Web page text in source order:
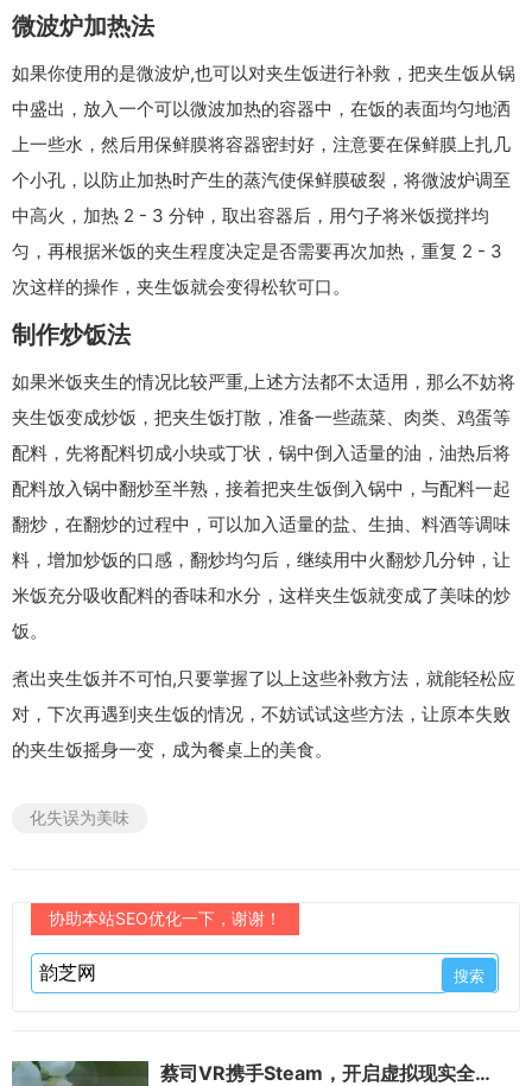
微波炉加热法
如果你使用的是微波炉,也可以对夹生饭进行补救，把夹生饭从锅
中盛出，放入一个可以微波加热的容器中，在饭的表面均匀地洒
上一些水，然后用保鲜膜将容器密封好，注意要在保鲜膜上扎几
个小孔，以防止加热时产生的蒸汽使保鲜膜破裂，将微波炉调至
中高火，加热 2 - 3 分钟，取出容器后，用勺子将米饭搅拌均
匀，再根据米饭的夹生程度决定是否需要再次加热，重复 2 - 3
次这样的操作，夹生饭就会变得松软可口。
制作炒饭法
如果米饭夹生的情况比较严重,上述方法都不太适用，那么不妨将
夹生饭变成炒饭，把夹生饭打散，准备一些蔬菜、肉类、鸡蛋等
配料，先将配料切成小块或丁状，锅中倒入适量的油，油热后将
配料放入锅中翻炒至半熟，接着把夹生饭倒入锅中，与配料一起
翻炒，在翻炒的过程中，可以加入适量的盐、生抽、料酒等调味
料，增加炒饭的口感，翻炒均匀后，继续用中火翻炒几分钟，让
米饭充分吸收配料的香味和水分，这样夹生饭就变成了美味的炒
饭。
煮出夹生饭并不可怕,只要掌握了以上这些补救方法，就能轻松应
对，下次再遇到夹生饭的情况，不妨试试这些方法，让原本失败
的夹生饭摇身一变，成为餐桌上的美食。
化失误为美味
协助本站SEO优化一下，谢谢！
蔡司VR携手Steam，开启虚拟现实全新体验